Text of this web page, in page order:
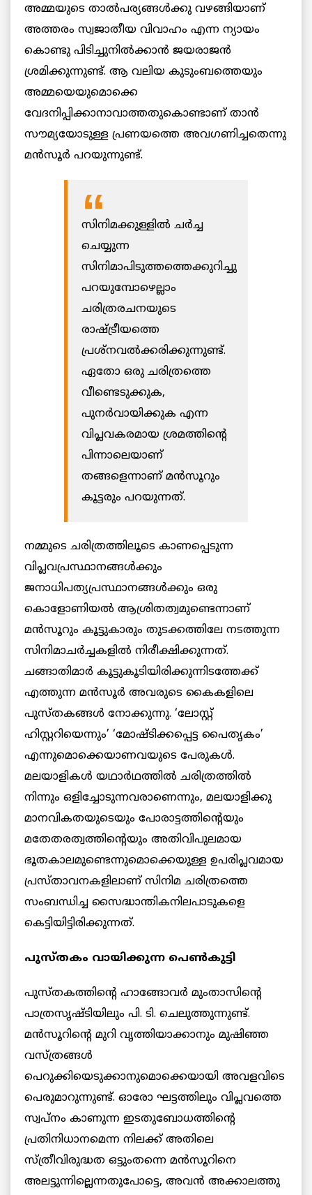
അമ്മയുടെ താൽപര്യങ്ങൾക്കു വഴങ്ങിയാണ്
അത്തരം സ്വജാതീയ വിവാഹം എന്ന ന്യായം
കൊണ്ടു പിടിച്ചുനിൽക്കാൻ ജയരാജൻ
ശ്രമിക്കുന്നുണ്ട്. ആ വലിയ കുടുംബത്തെയും
അമ്മയെയുമൊക്കെ
വേദനിപ്പിക്കാനാവാത്തതുകൊണ്ടാണ് താൻ
സൗമ്യയോടുള്ള പ്രണയത്തെ അവഗണിച്ചതെന്നു
മൻസൂർ പറയുന്നുണ്ട്.
സിനിമക്കുള്ളിൽ ചർച്ച
ചെയ്യുന്ന
സിനിമാപിടുത്തത്തെക്കുറിച്ചു
പറയുമ്പോഴെല്ലാം
ചരിത്രരചനയുടെ
രാഷ്ട്രീയത്തെ
പ്രശ്നവൽക്കരിക്കുന്നുണ്ട്.
ഏതോ ഒരു ചരിത്രത്തെ
വീണ്ടെടുക്കുക,
പുനർവായിക്കുക എന്ന
വിപ്ലവകരമായ ശ്രമത്തിന്റെ
പിന്നാലെയാണ്
തങ്ങളെന്നാണ് മൻസൂറും
കൂട്ടരും പറയുന്നത്.
നമ്മുടെ ചരിത്രത്തിലൂടെ കാണപ്പെടുന്ന
വിപ്ലവപ്രസ്ഥാനങ്ങൾക്കും
ജനാധിപത്യപ്രസ്ഥാനങ്ങൾക്കും ഒരു
കൊളോണിയൽ ആശ്രിതത്വമുണ്ടെന്നാണ്
മൻസൂറും കൂട്ടുകാരും തുടക്കത്തിലേ നടത്തുന്ന
സിനിമാചർച്ചകളിൽ നിരീക്ഷിക്കുന്നത്.
ചങ്ങാതിമാർ കൂട്ടുകൂടിയിരിക്കുന്നിടത്തേക്ക്
എത്തുന്ന മൻസൂർ അവരുടെ കൈകളിലെ
പുസ്തകങ്ങൾ നോക്കുന്നു. ‘ലോസ്റ്റ്‌
ഹിസ്റ്ററിയെന്നും’ ‘മോഷ്ടിക്കപ്പെട്ട പൈതൃകം’
എന്നുമൊക്കെയാണവയുടെ പേരുകൾ.
മലയാളികൾ യഥാർഥത്തിൽ ചരിത്രത്തിൽ
നിന്നും ഒളിച്ചോടുന്നവരാണെന്നും, മലയാളിക്കു
മാനവികതയുടെയും പോരാട്ടത്തിന്റെയും
മതേതരത്വത്തിന്റെയും അതിവിപുലമായ
ഭൂതകാലമുണ്ടെന്നുമൊക്കെയുള്ള ഉപരിപ്ലവമായ
പ്രസ്താവനകളിലാണ് സിനിമ ചരിത്രത്തെ
സംബന്ധിച്ച സൈദ്ധാന്തികനിലപാടുകളെ
കെട്ടിയിട്ടിരിക്കുന്നത്.
പുസ്തകം വായിക്കുന്ന പെണ്‍കുട്ടി
പുസ്‌തകത്തിന്‍റെ ഹാങ്ങോവര്‍ മുംതാസിന്‍റെ
പാത്രസൃഷ്ടിയിലും പി. ടി. ചെലുത്തുന്നുണ്ട്.
മന്‍സൂറിന്‍റെ മുറി വൃത്തിയാക്കാനും മുഷിഞ്ഞ
വസ്ത്രങ്ങള്‍
പെറുക്കിയെടുക്കാനുമൊക്കെയായി അവളവിടെ
പെരുമാറുന്നുണ്ട്. ഓരോ ഘട്ടത്തിലും വിപ്ലവത്തെ
സ്വപ്നം കാണുന്ന ഇടതുബോധത്തിന്‍റെ
പ്രതിനിധാനമെന്ന നിലക്ക് അതിലെ
സ്ത്രീവിരുദ്ധത ഒട്ടുംതന്നെ മന്‍സൂറിനെ
അലട്ടുന്നില്ലെന്നതുപോട്ടെ, അവന്‍ അക്കാലത്തു